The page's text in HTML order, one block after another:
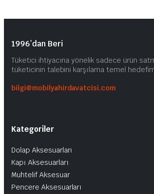
ürün
sayfasından
seçilebilir
1996’dan Beri
Tüketici ihtiyacına yönelik sadece ürün
tüketicinin talebini karşılama temel
bilgi@mobilyahirdavatcisi.com
Kategoriler
Dolap Aksesuarları
Kapı Aksesuarları
Muhtelif Aksesuar
Pencere Aksesuarları